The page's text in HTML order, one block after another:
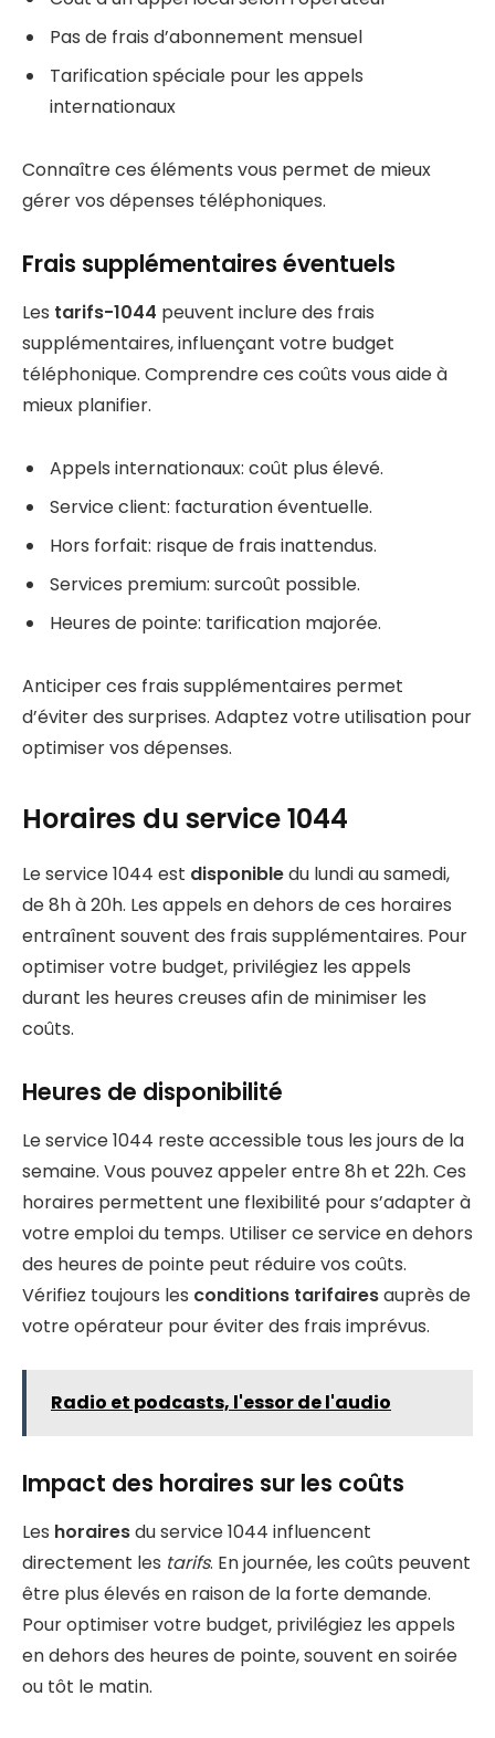
Pas de frais d’abonnement mensuel
Tarification spéciale pour les appels
internationaux
Connaître ces éléments vous permet de mieux
gérer vos dépenses téléphoniques.
Frais supplémentaires éventuels
Les tarifs-1044 peuvent inclure des frais
supplémentaires, influençant votre budget
téléphonique. Comprendre ces coûts vous aide à
mieux planifier.
Appels internationaux: coût plus élevé.
Service client: facturation éventuelle.
Hors forfait: risque de frais inattendus.
Services premium: surcoût possible.
Heures de pointe: tarification majorée.
Anticiper ces frais supplémentaires permet
d’éviter des surprises. Adaptez votre utilisation pour
optimiser vos dépenses.
Horaires du service 1044
Le service 1044 est disponibledu lundi au samedi,
de 8h à 20h. Les appels en dehors de ces horaires
entraînent souvent des frais supplémentaires. Pour
optimiser votre budget, privilégiez les appels
durant les heures creuses afin de minimiser les
coûts.
Heures de disponibilité
Le service 1044 reste accessible tous les jours de la
semaine. Vous pouvez appeler entre 8h et 22h. Ces
horaires permettent une flexibilité pour s’adapter à
votre emploi du temps. Utiliser ce service en dehors
des heures de pointe peut réduire vos coûts.
Vérifiez toujours les conditions tarifairesauprès de
votre opérateur pour éviter des frais imprévus.
Radio et podcasts, l'essor de l'audio
Impact des horaires sur les coûts
Les horairesdu service 1044 influencent
directement les tarifs. En journée, les coûts peuvent
être plus élevés en raison de la forte demande.
Pour optimiser votre budget, privilégiez les appels
en dehors des heures de pointe, souvent en soirée
ou tôt le matin.